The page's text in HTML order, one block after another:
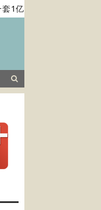
元，带你去看……